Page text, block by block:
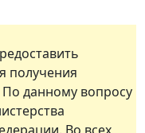
получения
По данному вопросу